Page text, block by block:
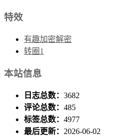
特效
有趣加密解密
转圈1
本站信息
日志总数： 3682
评论总数： 485
标签总数： 4977
最后更新： 2026-06-02